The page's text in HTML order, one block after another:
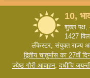
10,
शुक्ल पक्ष,
1427
लँकेस्टर, संयुक्त राज्य
द्वितीय चातुर्मास का 27वाँ
ज्येष्ठ गौरी आवाहन,दधीचि